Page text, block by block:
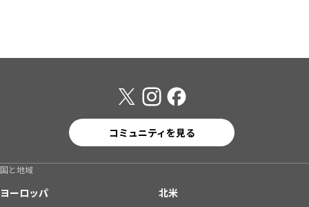
コミュニティを見る
国と地域
ヨーロッパ
北米